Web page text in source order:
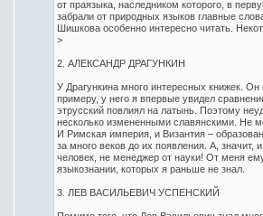
от праязыка, наследником которого, в
забрали от природных языков главные
Шишкова особенно интересно читать.
>
2. АЛЕКСАНДР ДРАГУНКИН
У Драгункина много интересных книжек.
примеру, у него я впервые увидел
этрусский повлиял на латынь. Поэтому
несколько измененными славянскими. Не
И Римская империя, и Византия –
за много веков до их появления. А,
человек, не менеджер от науки! От меня
языкознании, которых я раньше не знал.
3. ЛЕВ ВАСИЛЬЕВИЧ УСПЕНСКИЙ